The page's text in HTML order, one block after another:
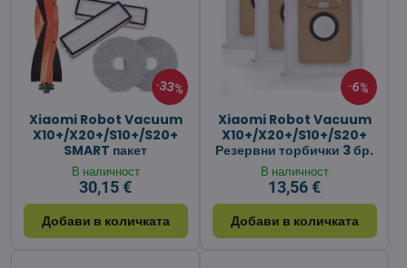
33%
Xiaomi Robot Vacuum
X10+/X20+/S10+/S20+
SMART пакет
В наличност
30,15 €
Добави в количката
6%
Xiaomi Robot Vacuum
X10+/X20+/S10+/S20+
Резервни торбички 3 бр.
В наличност
13,56 €
Добави в количката